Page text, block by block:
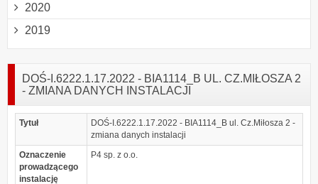
2020
2019
DOŚ-I.6222.1.17.2022 - BIA1114_B UL. CZ.MIŁOSZA 2
- ZMIANA DANYCH INSTALACJI
Tytuł
DOŚ-I.6222.1.17.2022 - BIA1114_B ul. Cz.Miłosza 2 -
zmiana danych instalacji
Oznaczenie
prowadzącego
instalację
P4 sp. z o.o.